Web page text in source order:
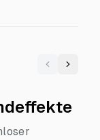
Previous
Next